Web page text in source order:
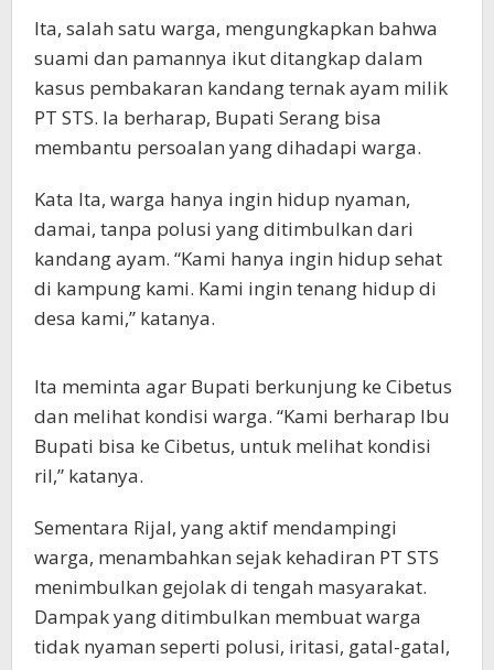
Ita, salah satu warga, mengungkapkan bahwa
suami dan pamannya ikut ditangkap dalam
kasus pembakaran kandang ternak ayam milik
PT STS. Ia berharap, Bupati Serang bisa
membantu persoalan yang dihadapi warga.
Kata Ita, warga hanya ingin hidup nyaman,
damai, tanpa polusi yang ditimbulkan dari
kandang ayam. “Kami hanya ingin hidup sehat
di kampung kami. Kami ingin tenang hidup di
desa kami,” katanya.
Ita meminta agar Bupati berkunjung ke Cibetus
dan melihat kondisi warga. “Kami berharap Ibu
Bupati bisa ke Cibetus, untuk melihat kondisi
ril,” katanya.
Sementara Rijal, yang aktif mendampingi
warga, menambahkan sejak kehadiran PT STS
menimbulkan gejolak di tengah masyarakat.
Dampak yang ditimbulkan membuat warga
tidak nyaman seperti polusi, iritasi, gatal-gatal,